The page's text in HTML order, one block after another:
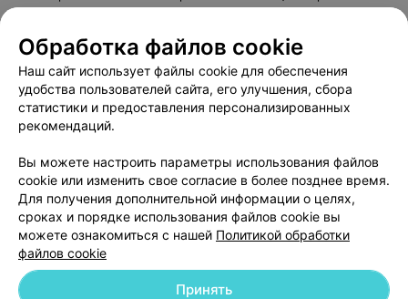
Пользовательское соглашение
Способы оплаты
Вакансии
Партнеры
Написать руководителю 103.by
Обработка персональных данных
Обработка файлов cookie
Наш сайт использует файлы cookie для обеспечения
удобства пользователей сайта, его улучшения, сбора
статистики и предоставления персонализированных
рекомендаций.
Вы можете настроить параметры использования файлов
cookie или изменить свое согласие в более позднее время.
Для получения дополнительной информации о целях,
сроках и порядке использования файлов cookie вы
можете ознакомиться с нашей Политикой обработки
файлов cookie
Принять